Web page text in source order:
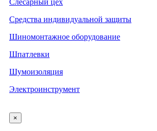
Слесарный цех
Средства индивидуальной защиты
Шиномонтажное оборудование
Шпатлевки
Шумоизоляция
Электроинструмент
×